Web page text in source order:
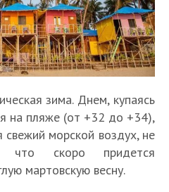
зима. Днем, купаясь
на пляже (от +32 до +34),
морской воздух, не
что скоро придется
мартовскую весну.